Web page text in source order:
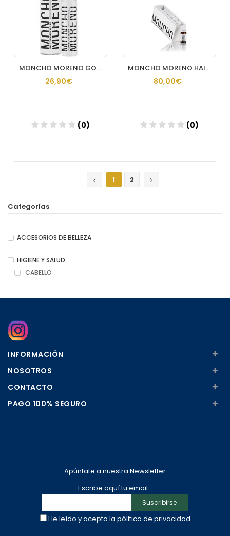
MONCHO MORENO GORGEOUS HAIR 250 ML
26,90€
(0)
MONCHO MORENO HAIR PARACHUTE 12 UNIDAS
80,00€
(0)
1
2
Categorías
ACCESORIOS DE BELLEZA
HIGIENE Y SALUD
CABELLO
INFORMACIÓN +
NOSOTROS +
CONTACTO +
PAGO 100% SEGURO +
Apúntate a nuestra Newsletter
Escribe aquí tu email...
Suscribirse
He leído y acepto la pólitica de privacidad